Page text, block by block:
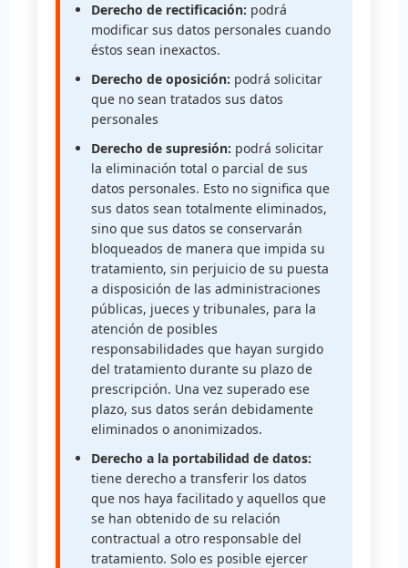
Derecho de rectificación: podrá
modificar sus datos personales cuando
éstos sean inexactos.
Derecho de oposición: podrá solicitar
que no sean tratados sus datos
personales
Derecho de supresión: podrá solicitar
la eliminación total o parcial de sus
datos personales. Esto no significa que
sus datos sean totalmente eliminados,
sino que sus datos se conservarán
bloqueados de manera que impida su
tratamiento, sin perjuicio de su puesta
a disposición de las administraciones
públicas, jueces y tribunales, para la
atención de posibles
responsabilidades que hayan surgido
del tratamiento durante su plazo de
prescripción. Una vez superado ese
plazo, sus datos serán debidamente
eliminados o anonimizados.
Derecho a la portabilidad de datos:
tiene derecho a transferir los datos
que nos haya facilitado y aquellos que
se han obtenido de su relación
contractual a otro responsable del
tratamiento. Solo es posible ejercer